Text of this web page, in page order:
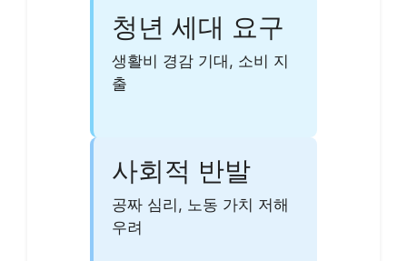
청년 세대 요구
생활비 경감 기대, 소비 지
출
사회적 반발
공짜 심리, 노동 가치 저해
우려